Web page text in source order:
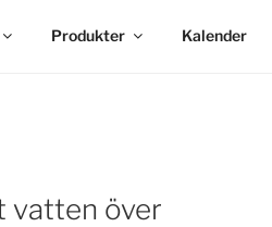
Produkter Kalender
vatten över